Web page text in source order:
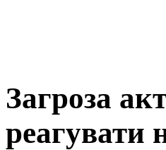
Загроза
реагувати